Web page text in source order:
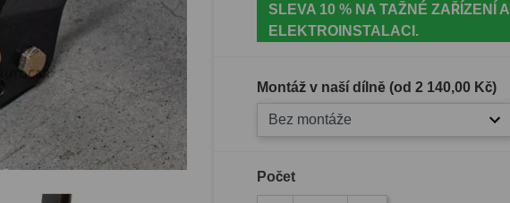
SLEVA 10 % NA TAŽNÉ ZAŘÍZENÍ A
ELEKTROINSTALACI.
Montáž v naší dílně (od 2 140,00 Kč)
Bez montáže
Počet